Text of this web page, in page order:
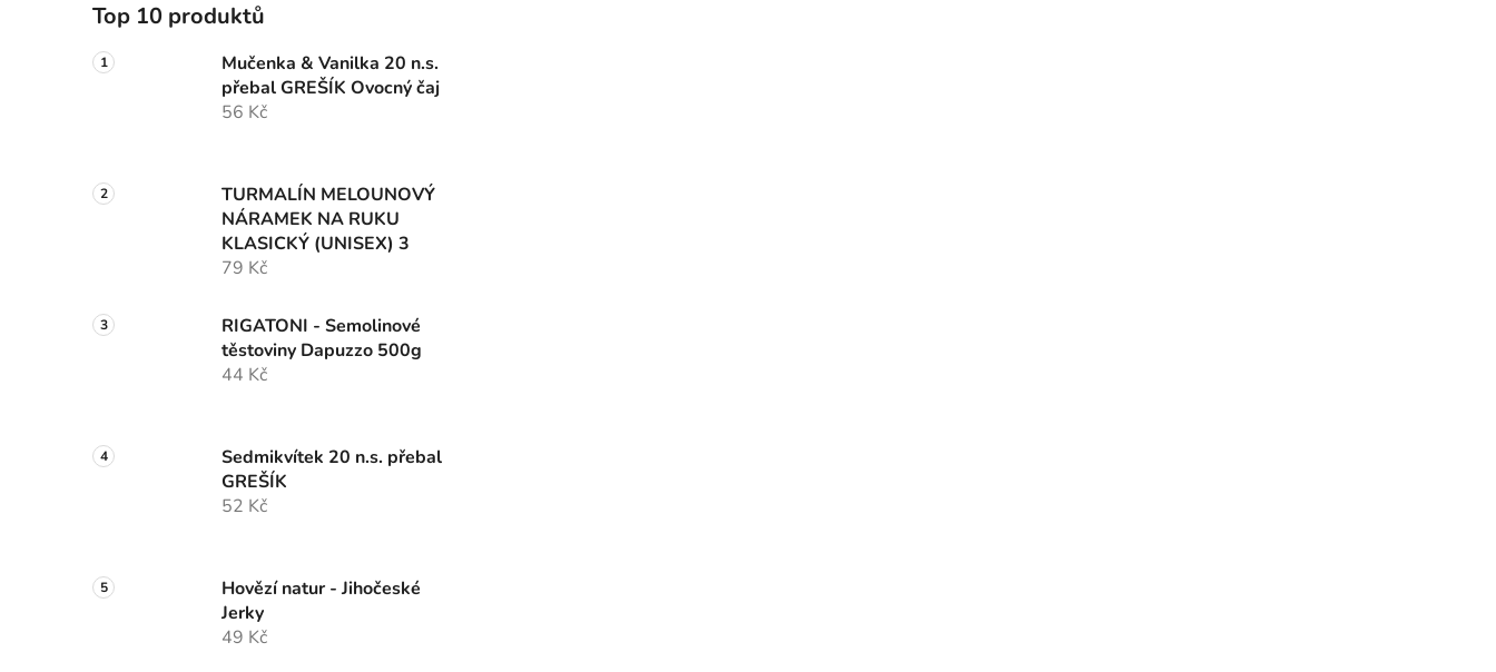
Top 10 produktů
Mučenka & Vanilka 20 n.s.
přebal GREŠÍK Ovocný čaj
56 Kč
TURMALÍN MELOUNOVÝ
NÁRAMEK NA RUKU
KLASICKÝ (UNISEX) 3
79 Kč
RIGATONI - Semolinové
těstoviny Dapuzzo 500g
44 Kč
Sedmikvítek 20 n.s. přebal
GREŠÍK
52 Kč
Hovězí natur - Jihočeské
Jerky
49 Kč